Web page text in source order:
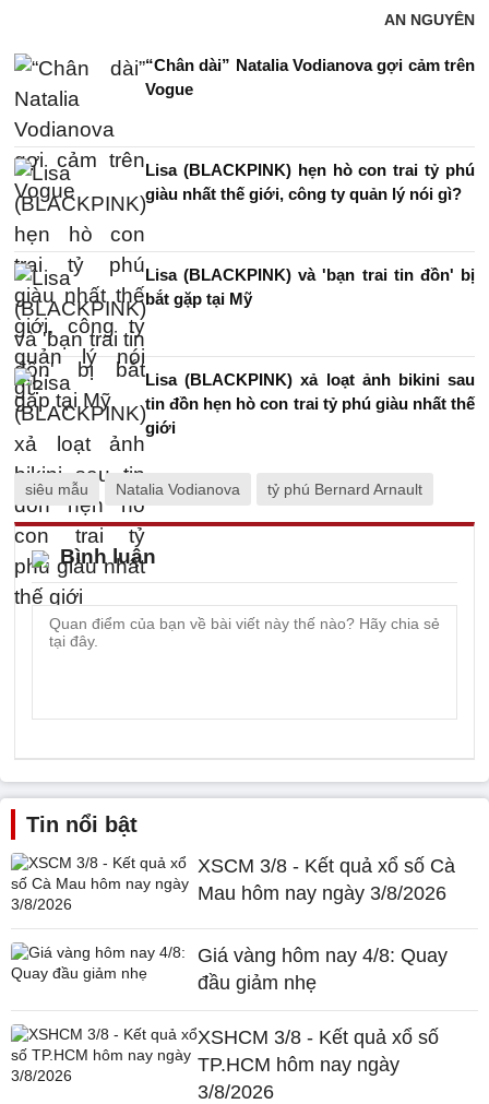
AN NGUYÊN
“Chân dài” Natalia Vodianova gợi cảm trên
Vogue
Lisa (BLACKPINK) hẹn hò con trai tỷ phú
giàu nhất thế giới, công ty quản lý nói gì?
Lisa (BLACKPINK) và 'bạn trai tin đồn' bị
bắt gặp tại Mỹ
Lisa (BLACKPINK) xả loạt ảnh bikini sau
tin đồn hẹn hò con trai tỷ phú giàu nhất thế
giới
siêu mẫu Natalia Vodianova tỷ phú Bernard Arnault
Bình luận
Tin nổi bật
XSCM 3/8 - Kết quả xổ số Cà
Mau hôm nay ngày 3/8/2026
Giá vàng hôm nay 4/8: Quay
đầu giảm nhẹ
XSHCM 3/8 - Kết quả xổ số
TP.HCM hôm nay ngày
3/8/2026